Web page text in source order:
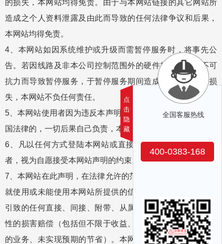
的损失，本网站均得免责。由于与本网站链接的其它网站所
造成之个人资料泄露及由此而导致的任何法律争议和后果，
本网站均得免责。
4、本网站如因系统维护或升级而需暂停服务时，将事先公
告。若因线路及非本公司控制范围外的硬件故障或其它不可
抗力而导致暂停服务，于暂停服务期间造成的一切不便与损
失，本网站不负任何责任。
5、本网站使用者因为违反本声明的规定而触犯中华人民共和
国法律的，一切后果自己负责，本网站不承担任何责任。
6、凡以任何方式登陆本网站或直接、间接使用本网站资料
者，视为自愿接受本网站声明的约束。
7、本网站在此声明，在法律允许的范围内，不承担任何人士
就使用或未能使用本网站所提供的信息或任何链接或项目所
引致的任何直接、间接、附带、从属、特殊、惩罚性或惩戒
性的损害赔偿（包括但不限于收益、预期利润的损失或失去
的业务、未实现预期的节省）。本网站所提供的信息，若在
点
击
隐
藏
全国客服热线
400-0383-168